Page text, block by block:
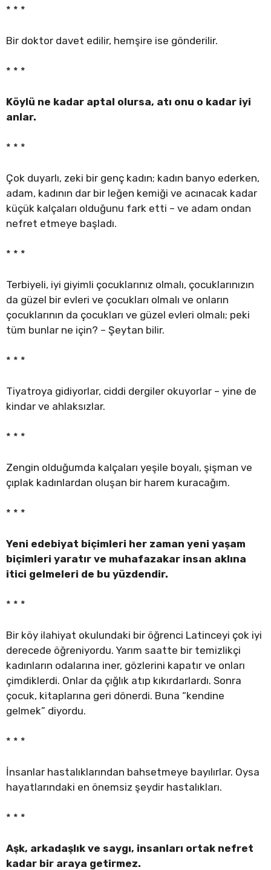
* * *
Bir doktor davet edilir, hemşire ise gönderilir.
* * *
Köylü ne kadar aptal olursa, atı onu o kadar iyi
anlar.
* * *
Çok duyarlı, zeki bir genç kadın; kadın banyo ederken,
adam, kadının dar bir leğen kemiği ve acınacak kadar
küçük kalçaları olduğunu fark etti – ve adam ondan
nefret etmeye başladı.
* * *
Terbiyeli, iyi giyimli çocuklarınız olmalı, çocuklarınızın
da güzel bir evleri ve çocukları olmalı ve onların
çocuklarının da çocukları ve güzel evleri olmalı; peki
tüm bunlar ne için? – Şeytan bilir.
* * *
Tiyatroya gidiyorlar, ciddi dergiler okuyorlar – yine de
kindar ve ahlaksızlar.
* * *
Zengin olduğumda kalçaları yeşile boyalı, şişman ve
çıplak kadınlardan oluşan bir harem kuracağım.
* * *
Yeni edebiyat biçimleri her zaman yeni yaşam
biçimleri yaratır ve muhafazakar insan aklına
itici gelmeleri de bu yüzdendir.
* * *
Bir köy ilahiyat okulundaki bir öğrenci Latinceyi çok iyi
derecede öğreniyordu. Yarım saatte bir temizlikçi
kadınların odalarına iner, gözlerini kapatır ve onları
çimdiklerdi. Onlar da çığlık atıp kıkırdarlardı. Sonra
çocuk, kitaplarına geri dönerdi. Buna “kendine
gelmek” diyordu.
* * *
İnsanlar hastalıklarından bahsetmeye bayılırlar. Oysa
hayatlarındaki en önemsiz şeydir hastalıkları.
* * *
Aşk, arkadaşlık ve saygı, insanları ortak nefret
kadar bir araya getirmez.